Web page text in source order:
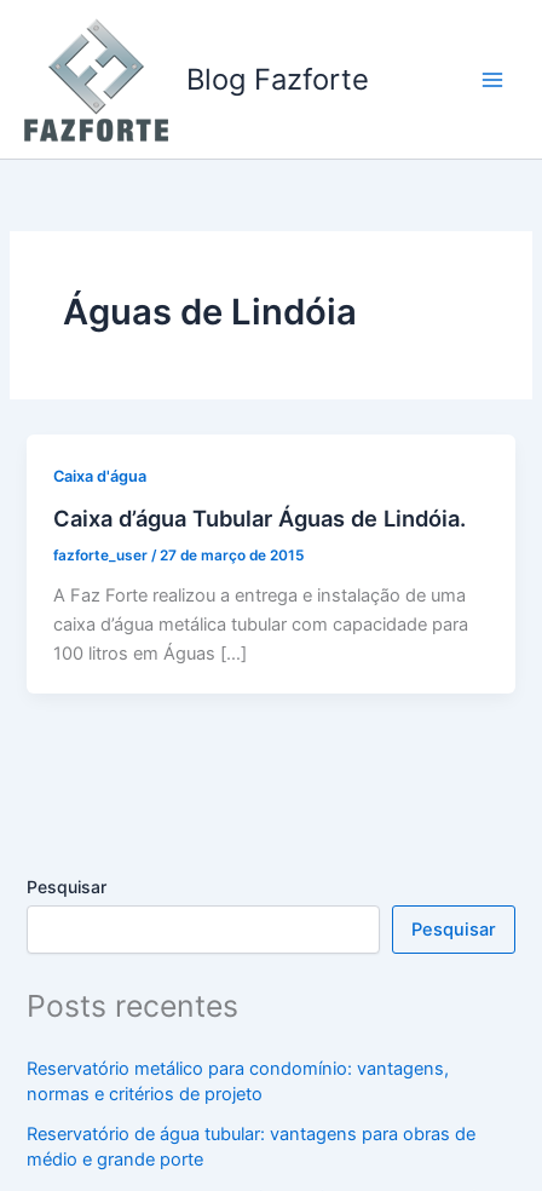
conteúdo
Blog Fazforte
Águas de Lindóia
Caixa d'água
Caixa d’água Tubular Águas de Lindóia.
fazforte_user /27 de março de 2015
A Faz Forte realizou a entrega e instalação de uma
caixa d’água metálica tubular com capacidade para
100 litros em Águas […]
Pesquisar
Pesquisar
Posts recentes
Reservatório metálico para condomínio: vantagens,
normas e critérios de projeto
Reservatório de água tubular: vantagens para obras de
médio e grande porte